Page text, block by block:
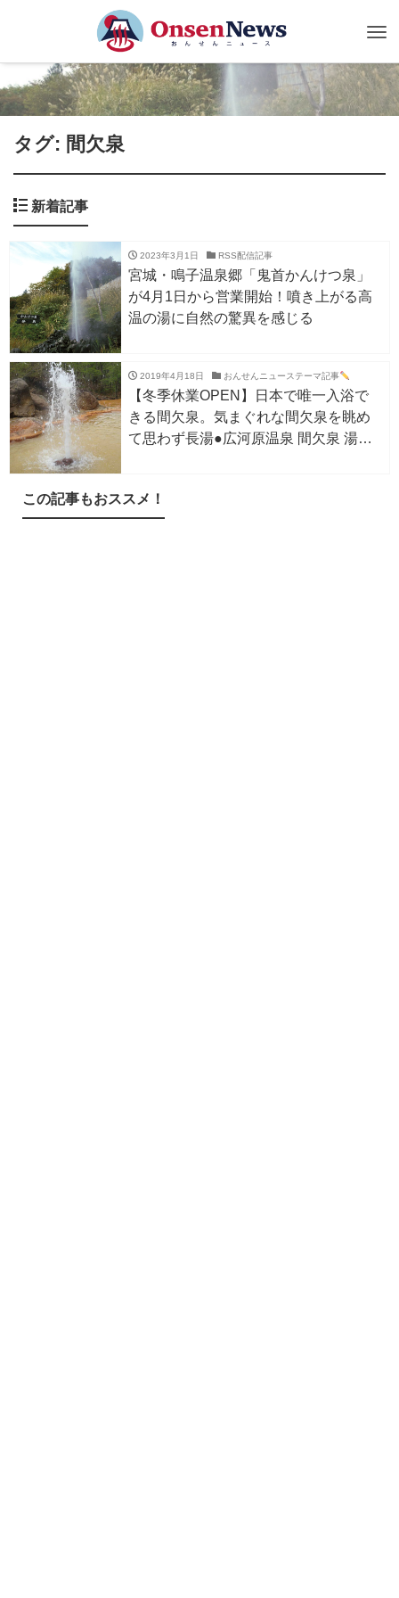
タグ: 間欠泉
新着記事
2023年3月1日 RSS配信記事
宮城・鳴子温泉郷「鬼首かんけつ泉」
が4月1日から営業開始！噴き上がる高
温の湯に自然の驚異を感じる
2019年4月18日 おんせんニューステーマ記事
【冬季休業OPEN】日本で唯一入浴で
きる間欠泉。気まぐれな間欠泉を眺め
て思わず長湯●広河原温泉 間欠泉 湯の
この記事もおススメ！